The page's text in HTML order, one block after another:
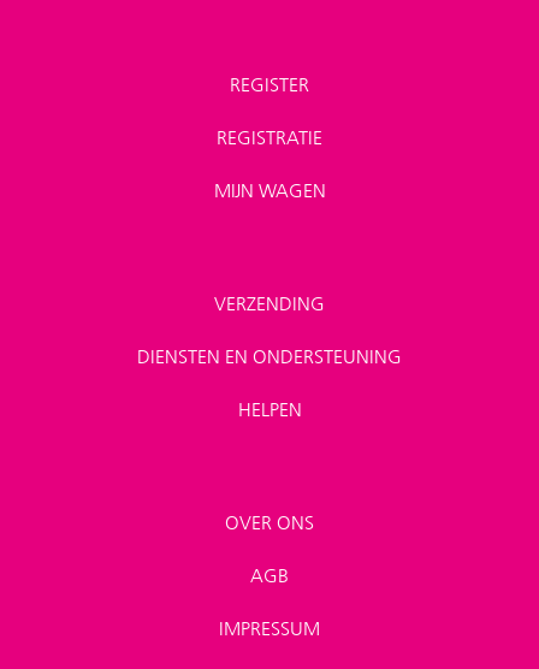
REGISTER
REGISTRATIE
MIJN WAGEN
VERZENDING
DIENSTEN EN ONDERSTEUNING
HELPEN
OVER ONS
AGB
IMPRESSUM